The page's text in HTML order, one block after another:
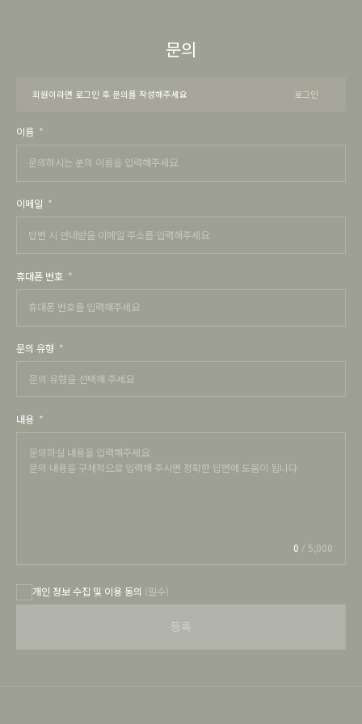
문의
회원이라면 로그인 후 문의를 작성해주세요 로그인
이름
이메일
휴대폰 번호
문의 유형
문의 유형을 선택해 주세요
내용
0 / 5,000
개인 정보 수집 및 이용 동의 (필수)
등록